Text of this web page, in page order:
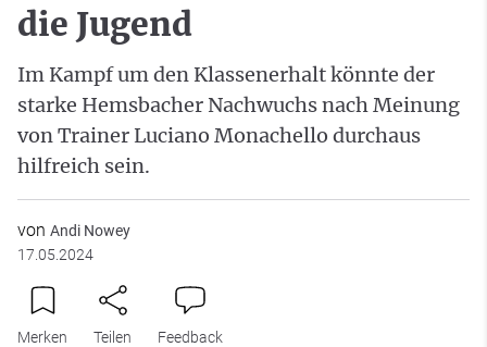
die Jugend
Im Kampf um den Klassenerhalt könnte der
starke Hemsbacher Nachwuchs nach Meinung
von Trainer Luciano Monachello durchaus
hilfreich sein.
von Andi Nowey
17.05.2024
Merken Teilen Feedback